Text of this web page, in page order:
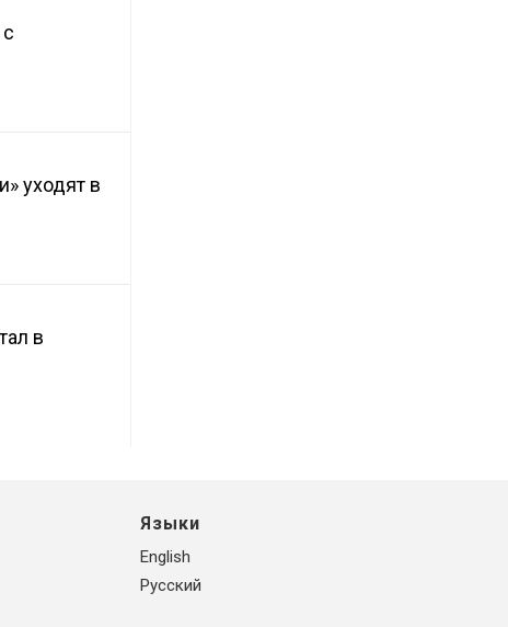
уходят в
в
Языки
English
Русский